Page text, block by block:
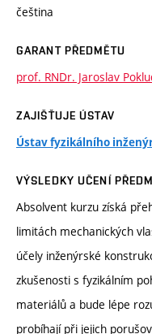
čeština
GARANT PŘEDMĚTU
prof. RNDr. Jaroslav
ZAJIŠŤUJE ÚSTAV
Ústav fyzikálního
VÝSLEDKY UČENÍ
Absolvent kurzu získá
limitách mechanických
účely inženýrské
zkušenosti s fyzikálním
materiálů a bude lépe
probíhají při jejich